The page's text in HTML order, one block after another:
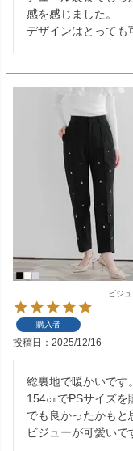
感を感じました。
デザインはとっても
ビジ
購入者
投稿日 2025/12/16
総裏地で暖かいです。
154㎝でPSサイズを
でも良かったかもと
ビジューが可愛いで